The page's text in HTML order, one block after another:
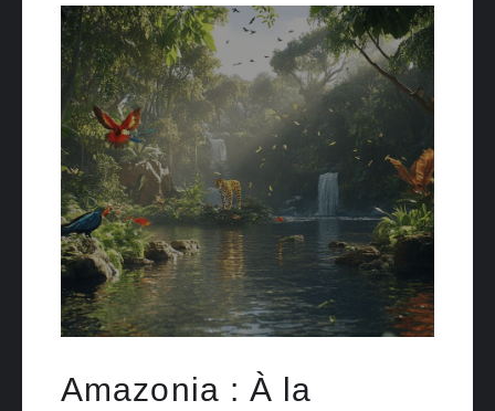
Amazonia : À la